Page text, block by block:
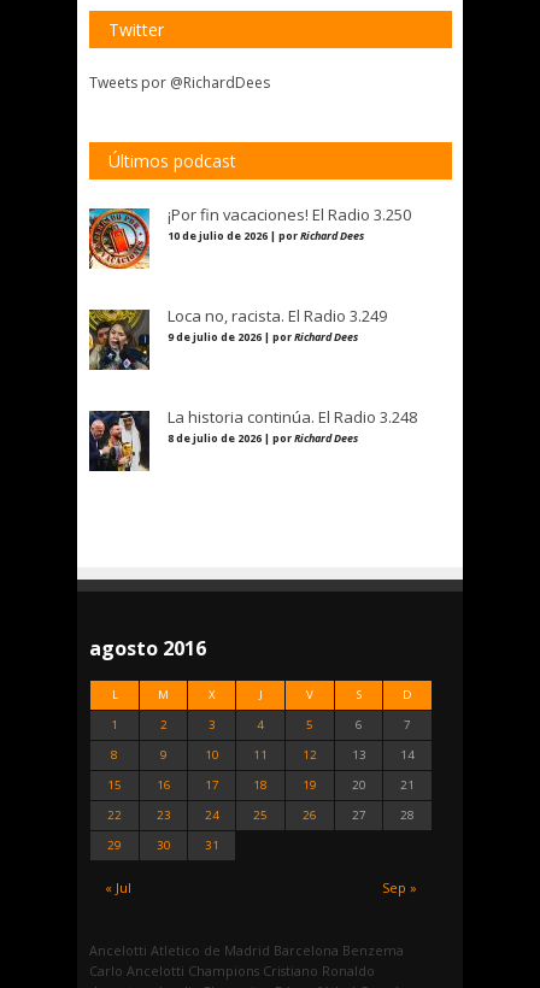
Twitter
Tweets por @RichardDees
Últimos podcast
¡Por fin vacaciones! El Radio 3.250
10 de julio de 2026 | porRichard Dees
Loca no, racista. El Radio 3.249
9 de julio de 2026 | porRichard Dees
La historia continúa. El Radio 3.248
8 de julio de 2026 | porRichard Dees
agosto 2016
L M X J V S D
« Jul Sep »
1 2 3 4 5 6
7
8
9 10 11 12 13
14
15
16 17 18 19 20
21
22
23 24 25 26 27
28
29
30 31
Ancelotti Atletico de Madrid Barcelona Benzema
Carlo Ancelotti Champions Cristiano Ronaldo